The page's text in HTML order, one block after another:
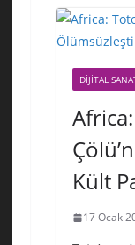
DIJITAL
Kült
17 Ocak